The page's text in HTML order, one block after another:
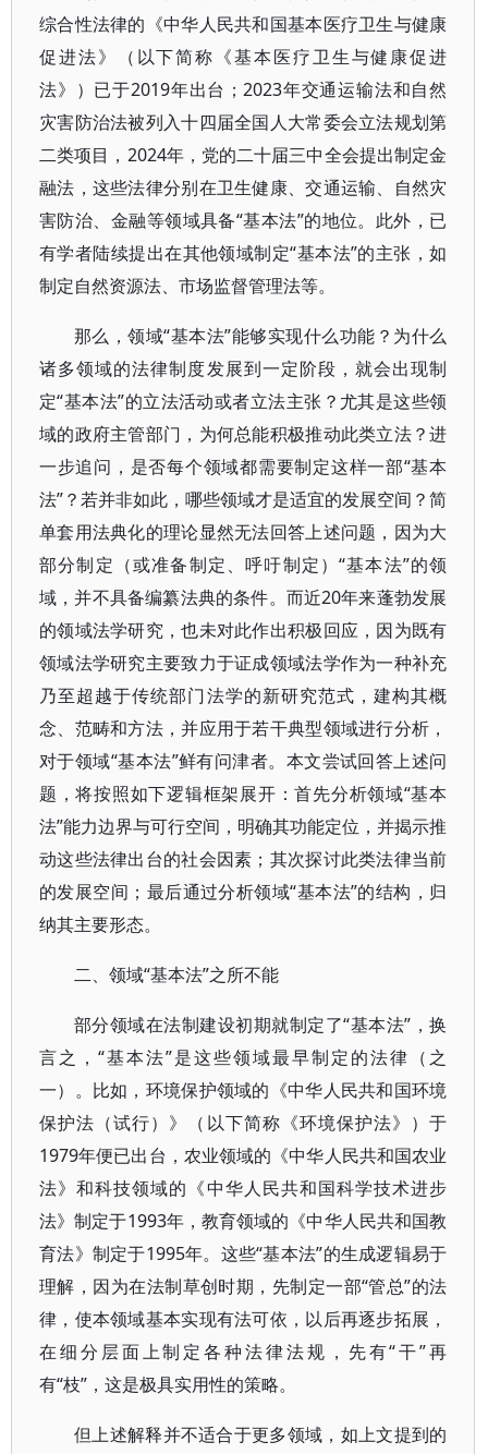
综合性法律的《中华人民共和国基本医疗卫生与健康
促进法》（以下简称《基本医疗卫生与健康促进
法》）已于2019年出台；2023年交通运输法和自然
灾害防治法被列入十四届全国人大常委会立法规划第
二类项目，2024年，党的二十届三中全会提出制定金
融法，这些法律分别在卫生健康、交通运输、自然灾
害防治、金融等领域具备“基本法”的地位。此外，已
有学者陆续提出在其他领域制定“基本法”的主张，如
制定自然资源法、市场监督管理法等。
那么，领域“基本法”能够实现什么功能？为什么
诸多领域的法律制度发展到一定阶段，就会出现制
定“基本法”的立法活动或者立法主张？尤其是这些领
域的政府主管部门，为何总能积极推动此类立法？进
一步追问，是否每个领域都需要制定这样一部“基本
法”？若并非如此，哪些领域才是适宜的发展空间？简
单套用法典化的理论显然无法回答上述问题，因为大
部分制定（或准备制定、呼吁制定）“基本法”的领
域，并不具备编纂法典的条件。而近20年来蓬勃发展
的领域法学研究，也未对此作出积极回应，因为既有
领域法学研究主要致力于证成领域法学作为一种补充
乃至超越于传统部门法学的新研究范式，建构其概
念、范畴和方法，并应用于若干典型领域进行分析，
对于领域“基本法”鲜有问津者。本文尝试回答上述问
题，将按照如下逻辑框架展开：首先分析领域“基本
法”能力边界与可行空间，明确其功能定位，并揭示推
动这些法律出台的社会因素；其次探讨此类法律当前
的发展空间；最后通过分析领域“基本法”的结构，归
纳其主要形态。
二、领域“基本法”之所不能
部分领域在法制建设初期就制定了“基本法”，换
言之，“基本法”是这些领域最早制定的法律（之
一）。比如，环境保护领域的《中华人民共和国环境
保护法（试行）》（以下简称《环境保护法》）于
1979年便已出台，农业领域的《中华人民共和国农业
法》和科技领域的《中华人民共和国科学技术进步
法》制定于1993年，教育领域的《中华人民共和国教
育法》制定于1995年。这些“基本法”的生成逻辑易于
理解，因为在法制草创时期，先制定一部“管总”的法
律，使本领域基本实现有法可依，以后再逐步拓展，
在细分层面上制定各种法律法规，先有“干”再
有“枝”，这是极具实用性的策略。
但上述解释并不适合于更多领域，如上文提到的